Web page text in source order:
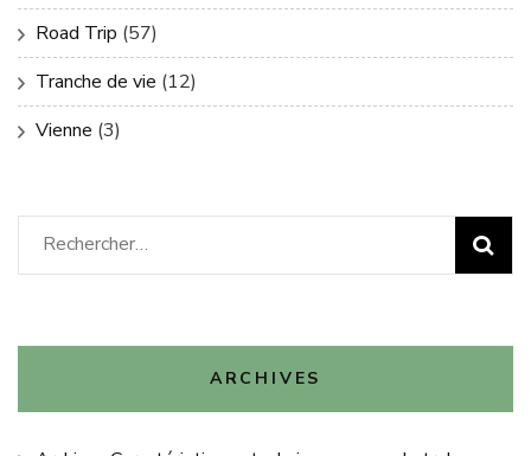
Road Trip (57)
Tranche de vie (12)
Vienne (3)
Rechercher :
ARCHIVES